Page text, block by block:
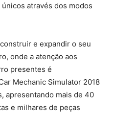
através dos modos
e expandir o seu
onde a atenção aos
presentes é
Mechanic Simulator 2018
apresentando mais de 40
e milhares de peças